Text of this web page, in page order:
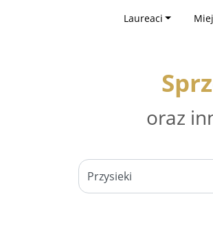
Laureaci
oraz